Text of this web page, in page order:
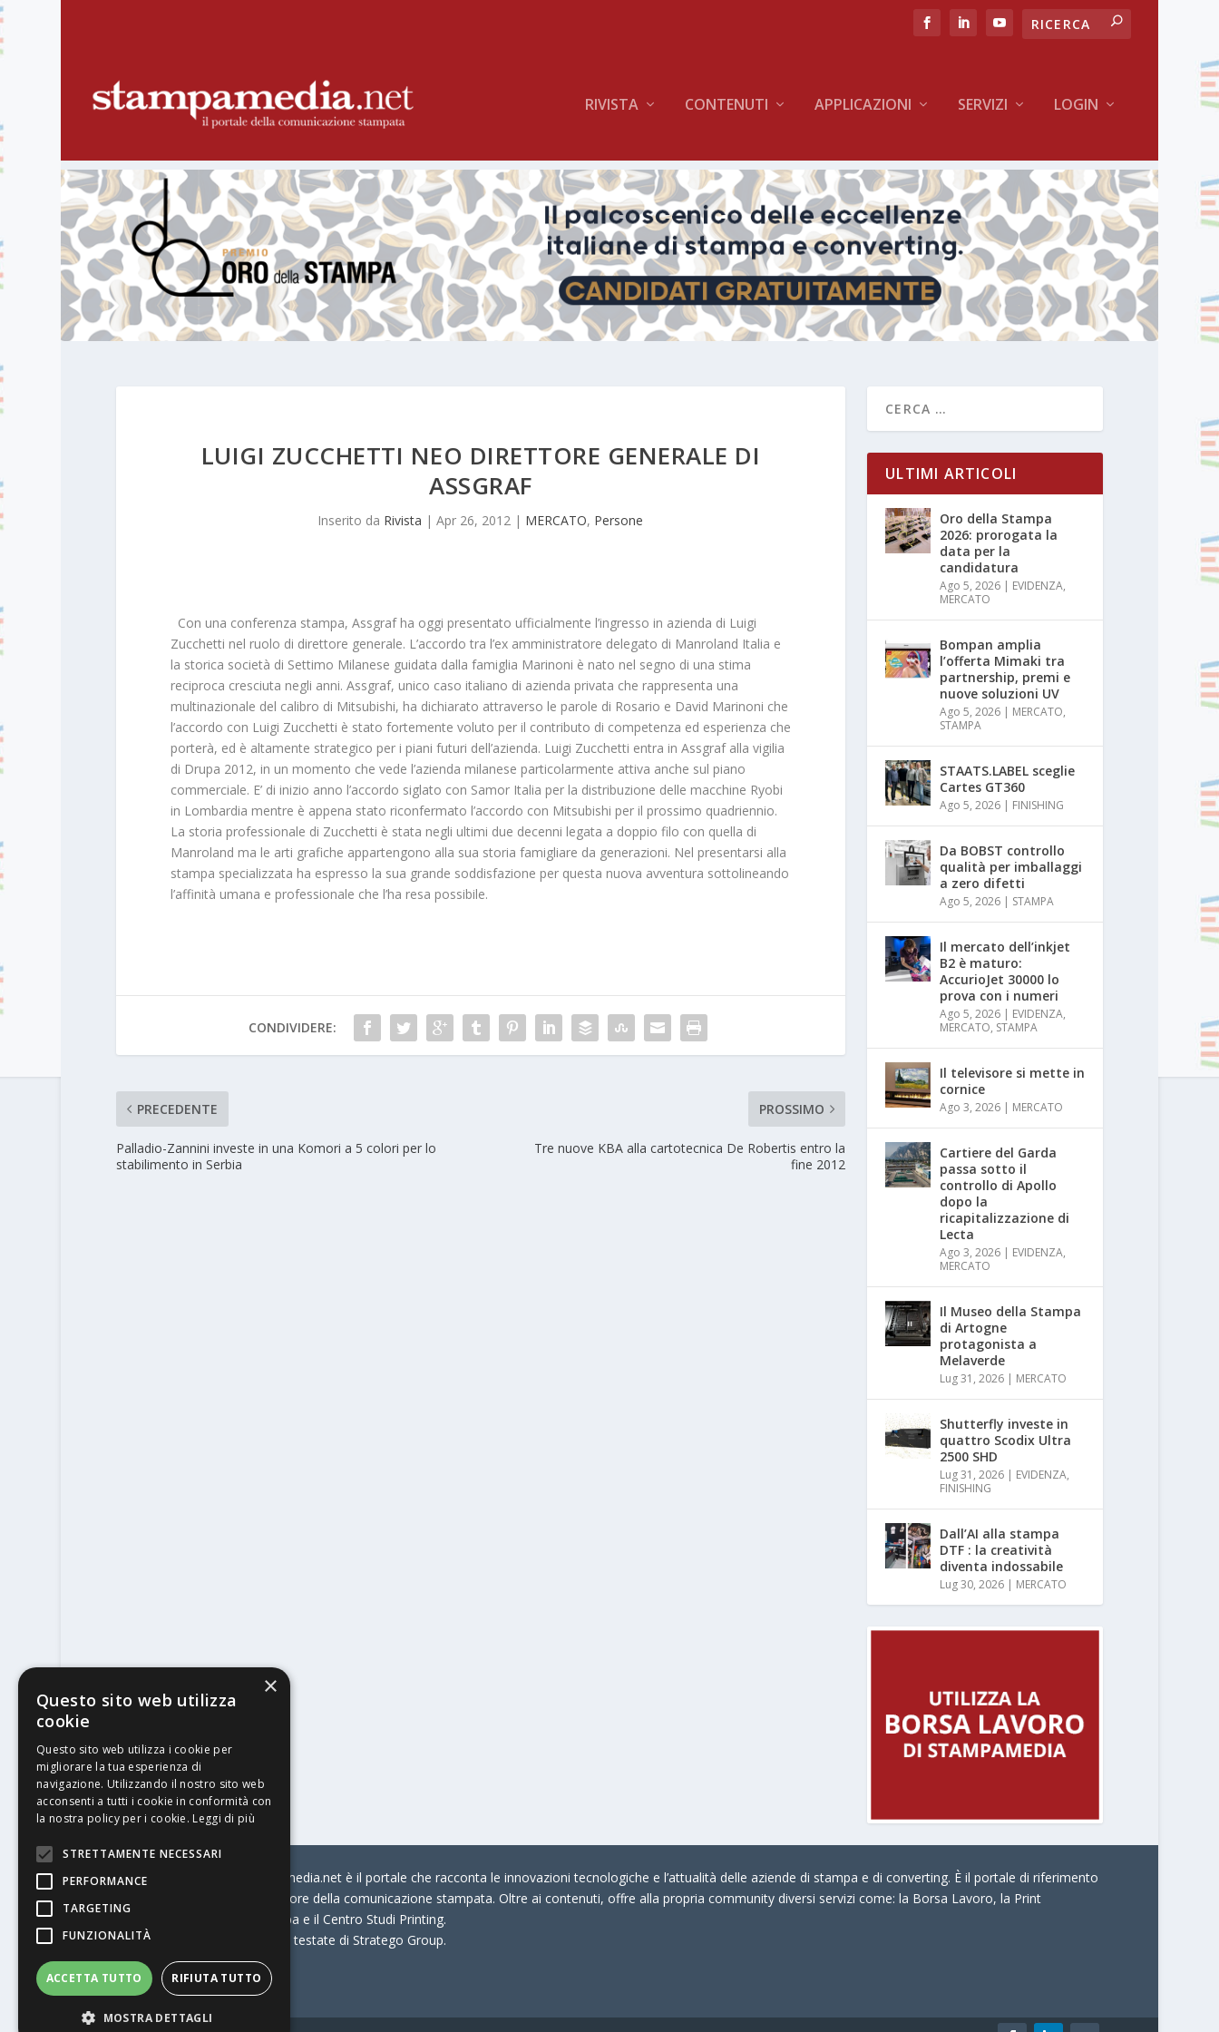
RIVISTA CONTENUTI APPLICAZIONI SERVIZI LOGIN
LUIGI ZUCCHETTI NEO DIRETTORE GENERALE DI
ASSGRAF
Inserito da Rivista |Apr 26, 2012 | MERCATO, Persone
Con una conferenza stampa, Assgraf ha oggi presentato ufficialmente l’ingresso in azienda di Luigi
Zucchetti nel ruolo di direttore generale. L’accordo tra l’ex amministratore delegato di Manroland Italia e
la storica società di Settimo Milanese guidata dalla famiglia Marinoni è nato nel segno di una stima
reciproca cresciuta negli anni. Assgraf, unico caso italiano di azienda privata che rappresenta una
multinazionale del calibro di Mitsubishi, ha dichiarato attraverso le parole di Rosario e David Marinoni che
l’accordo con Luigi Zucchetti è stato fortemente voluto per il contributo di competenza ed esperienza che
porterà, ed è altamente strategico per i piani futuri dell’azienda. Luigi Zucchetti entra in Assgraf alla vigilia
di Drupa 2012, in un momento che vede l’azienda milanese particolarmente attiva anche sul piano
commerciale. E’ di inizio anno l’accordo siglato con Samor Italia per la distribuzione delle macchine Ryobi
in Lombardia mentre è appena stato riconfermato l’accordo con Mitsubishi per il prossimo quadriennio.
La storia professionale di Zucchetti è stata negli ultimi due decenni legata a doppio filo con quella di
Manroland ma le arti grafiche appartengono alla sua storia famigliare da generazioni. Nel presentarsi alla
stampa specializzata ha espresso la sua grande soddisfazione per questa nuova avventura sottolineando
l’affinità umana e professionale che l’ha resa possibile.
CONDIVIDERE:
PRECEDENTE
Palladio-Zannini investe in una Komori a 5 colori per lo
stabilimento in Serbia
PROSSIMO
Tre nuove KBA alla cartotecnica De Robertis entro la
fine 2012
ULTIMI ARTICOLI
Oro della Stampa
2026: prorogata la
data per la
candidatura
Ago 5, 2026 | EVIDENZA,
MERCATO
Bompan amplia
l’offerta Mimaki tra
partnership, premi e
nuove soluzioni UV
Ago 5, 2026 | MERCATO,
STAMPA
STAATS.LABEL sceglie
Cartes GT360
Ago 5, 2026 | FINISHING
Da BOBST controllo
qualità per imballaggi
a zero difetti
Ago 5, 2026 | STAMPA
Il mercato dell’inkjet
B2 è maturo:
AccurioJet 30000 lo
prova con i numeri
Ago 5, 2026 | EVIDENZA,
MERCATO, STAMPA
Il televisore si mette in
cornice
Ago 3, 2026 | MERCATO
Cartiere del Garda
passa sotto il
controllo di Apollo
dopo la
ricapitalizzazione di
Lecta
Ago 3, 2026 | EVIDENZA,
MERCATO
Il Museo della Stampa
di Artogne
protagonista a
Melaverde
Lug 31, 2026 | MERCATO
Shutterfly investe in
quattro Scodix Ultra
2500 SHD
Lug 31, 2026 | EVIDENZA,
FINISHING
Dall’AI alla stampa
DTF : la creatività
diventa indossabile
Lug 30, 2026 | MERCATO
© Stratego Group –
stampamedia.net è il portale che racconta le innovazioni tecnologiche e l’attualità delle aziende di stampa e di converting. È il portale di riferimento
per chi opera in Italia nel settore della comunicazione stampata. Oltre ai contenuti, offre alla propria community diversi servizi come: la Borsa Lavoro, la Print
Connection, i Big della Stampa e il Centro Studi Printing.
Stampamedia.net è una delle testate di Stratego Group.
Partita IVA07921450156
×
Questo sito web utilizza
cookie
Questo sito web utilizza i cookie per
migliorare la tua esperienza di
navigazione. Utilizzando il nostro sito web
acconsenti a tutti i cookie in conformità con
la nostra policy per i cookie. Leggi di più
STRETTAMENTE NECESSARI
PERFORMANCE
TARGETING
FUNZIONALITÀ
ACCETTA TUTTO RIFIUTA TUTTO
MOSTRA DETTAGLI